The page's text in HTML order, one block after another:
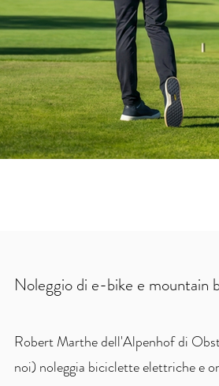
Noleggio di e-bike e mountain
Robert Marthe dell'Alpenhof di
noi) noleggia biciclette elettriche e